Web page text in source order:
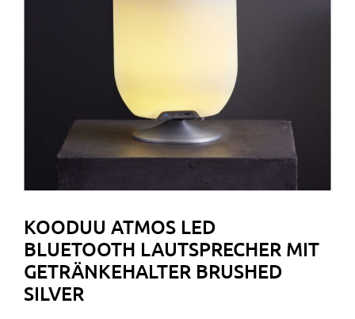
KOODUU ATMOS LED
BLUETOOTH LAUTSPRECHER MIT
GETRÄNKEHALTER BRUSHED
SILVER